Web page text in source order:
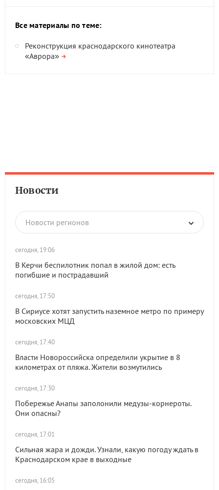
Все материалы по теме:
Реконструкция краснодарского кинотеатра
«Аврора»
Новости
Новости регионов
сегодня, 19:06
В Керчи беспилотник попал в жилой дом: есть
погибшие и пострадавший
сегодня, 17:50
В Сириусе хотят запустить наземное метро по примеру
московских МЦД
сегодня, 17:40
Власти Новороссийска определили укрытие в 8
километрах от пляжа. Жители возмутились
сегодня, 17:30
Побережье Анапы заполонили медузы-корнероты.
Они опасны?
сегодня, 17:01
Сильная жара и дожди. Узнали, какую погоду ждать в
Краснодарском крае в выходные
сегодня, 16:05